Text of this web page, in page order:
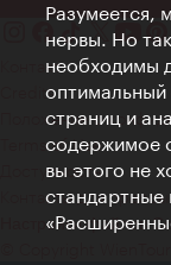
Контакт
Credits
Положение о
Terms of Use
Доступность
Контакты для прессы
Настройки файлов
Разумеется,
нервы. Но
необходимы
страниц и
содержимое
вы этого не
стандартные